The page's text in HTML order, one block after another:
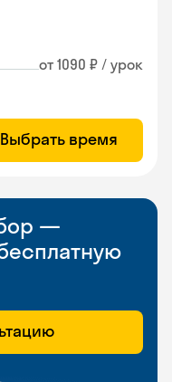
от 1090 ₽ / урок
Выбрать время
—